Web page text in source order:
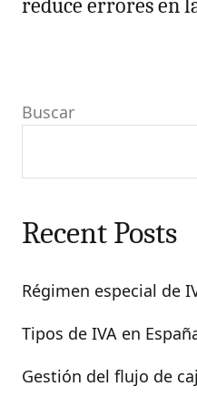
reduce errores en
Buscar
Recent Posts
Régimen especial de
Tipos de IVA en
Gestión del flujo de